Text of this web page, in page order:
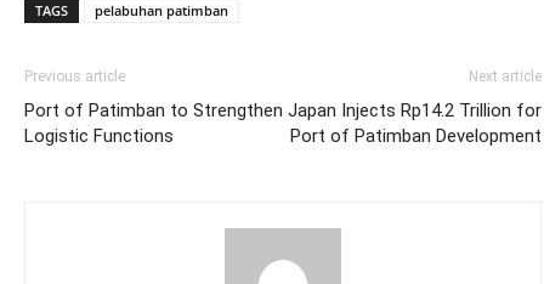
TAGS pelabuhan patimban
Previous article
Port of Patimban to Strengthen
Logistic Functions
Next article
Japan Injects Rp14.2 Trillion for
Port of Patimban Development